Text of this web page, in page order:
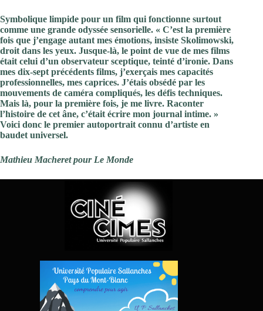
Symbolique limpide pour un film qui fonctionne surtout
comme une grande odyssée sensorielle. « C’est la première
fois que j’engage autant mes émotions, insiste Skolimowski,
droit dans les yeux. Jusque-là, le point de vue de mes films
était celui d’un observateur sceptique, teinté d’ironie. Dans
mes dix-sept précédents films, j’exerçais mes capacités
professionnelles, mes caprices. J’étais obsédé par les
mouvements de caméra compliqués, les défis techniques.
Mais là, pour la première fois, je me livre. Raconter
l’histoire de cet âne, c’était écrire mon journal intime. »
Voici donc le premier autoportrait connu d’artiste en
baudet universel.
Mathieu Macheret pour Le Monde